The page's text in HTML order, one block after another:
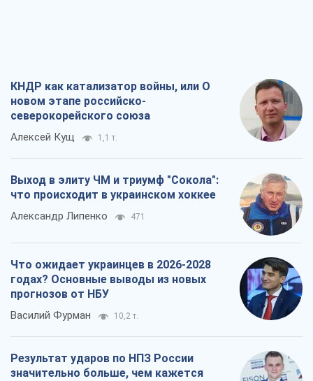
КНДР как катализатор войны, или О
новом этапе российско-
северокорейского союза
Алексей Кущ 1,1 т.
Выход в элиту ЧМ и триумф "Сокола":
что происходит в украинском хоккее
Александр Липенко 471
Что ожидает украинцев в 2026-2028
годах? Основные выводы из новых
прогнозов от НБУ
Василий Фурман 10,2 т.
Результат ударов по НПЗ России
значительно больше, чем кажется